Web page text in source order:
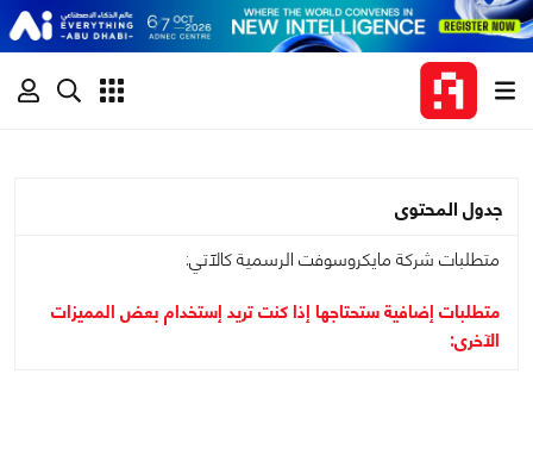
جدول المحتوى
متطلبات شركة مايكروسوفت الرسمية كالآتي:
متطلبات إضافية ستحتاجها إذا كنت تريد إستخدام بعض المميزات
الآخرى: